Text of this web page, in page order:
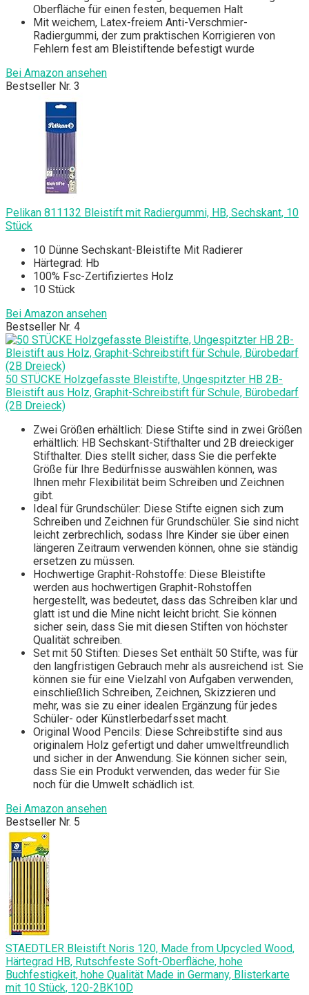
Oberfläche für einen festen, bequemen Halt
Mit weichem, Latex-freiem Anti-Verschmier-
Radiergummi, der zum praktischen Korrigieren von
Fehlern fest am Bleistiftende befestigt wurde
Bei Amazon ansehen
Bestseller Nr. 3
Pelikan 811132 Bleistift mit Radiergummi, HB, Sechskant, 10
Stück
10 Dünne Sechskant-Bleistifte Mit Radierer
Härtegrad: Hb
100% Fsc-Zertifiziertes Holz
10 Stück
Bei Amazon ansehen
Bestseller Nr. 4
50 STÜCKE Holzgefasste Bleistifte, Ungespitzter HB 2B-
Bleistift aus Holz, Graphit-Schreibstift für Schule, Bürobedarf
(2B Dreieck)
Zwei Größen erhältlich: Diese Stifte sind in zwei Größen
erhältlich: HB Sechskant-Stifthalter und 2B dreieckiger
Stifthalter. Dies stellt sicher, dass Sie die perfekte
Größe für Ihre Bedürfnisse auswählen können, was
Ihnen mehr Flexibilität beim Schreiben und Zeichnen
gibt.
Ideal für Grundschüler: Diese Stifte eignen sich zum
Schreiben und Zeichnen für Grundschüler. Sie sind nicht
leicht zerbrechlich, sodass Ihre Kinder sie über einen
längeren Zeitraum verwenden können, ohne sie ständig
ersetzen zu müssen.
Hochwertige Graphit-Rohstoffe: Diese Bleistifte
werden aus hochwertigen Graphit-Rohstoffen
hergestellt, was bedeutet, dass das Schreiben klar und
glatt ist und die Mine nicht leicht bricht. Sie können
sicher sein, dass Sie mit diesen Stiften von höchster
Qualität schreiben.
Set mit 50 Stiften: Dieses Set enthält 50 Stifte, was für
den langfristigen Gebrauch mehr als ausreichend ist. Sie
können sie für eine Vielzahl von Aufgaben verwenden,
einschließlich Schreiben, Zeichnen, Skizzieren und
mehr, was sie zu einer idealen Ergänzung für jedes
Schüler- oder Künstlerbedarfsset macht.
Original Wood Pencils: Diese Schreibstifte sind aus
originalem Holz gefertigt und daher umweltfreundlich
und sicher in der Anwendung. Sie können sicher sein,
dass Sie ein Produkt verwenden, das weder für Sie
noch für die Umwelt schädlich ist.
Bei Amazon ansehen
Bestseller Nr. 5
STAEDTLER Bleistift Noris 120, Made from Upcycled Wood,
Härtegrad HB, Rutschfeste Soft-Oberfläche, hohe
Buchfestigkeit, hohe Qualität Made in Germany, Blisterkarte
mit 10 Stück, 120-2BK10D